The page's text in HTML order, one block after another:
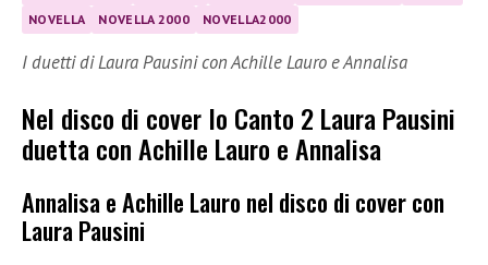
NOVELLA
NOVELLA 2000 NOVELLA2000
I duetti di Laura Pausini con Achille Lauro e Annalisa
Nel disco di cover Io Canto 2 Laura Pausini
duetta con Achille Lauro e Annalisa
Annalisa e Achille Lauro nel disco di cover con
Laura Pausini